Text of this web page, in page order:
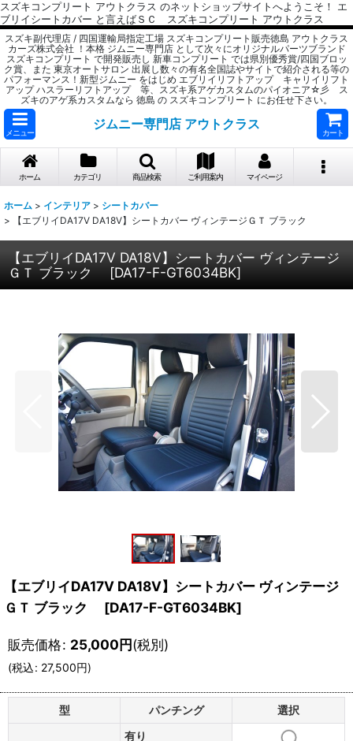
スズキコンプリート アウトクラス のネットショップサイトへようこそ！ エ
ブリイシートカバー と言えばＳＣ スズキコンプリート アウトクラス
スズキ副代理店 / 四国運輸局指定工場 スズキコンプリート販売徳島 アウトクラス
カーズ株式会社 ！本格 ジムニー専門店 として次々にオリジナルパーツブランド
スズキコンプリート で開発販売し 新車コンプリート では県別優秀賞/四国ブロッ
ク賞、また 東京オートサロン 出展し数々の有名全国誌やサイトで紹介される等の
パフォーマンス！新型ジムニー をはじめ エブリイリフトアップ キャリイリフト
アップ ハスラーリフトアップ 等、スズキ系アゲカスタムのパイオニア☆彡 ス
ズキのアゲ系カスタムなら 徳島 の スズキコンプリート にお任せ下さい。
メニュー
ジムニー専門店 アウトクラス
カート
ホーム カテゴリ 商品検索 ご利用案内 マイページ
ホーム > インテリア > シートカバー
>
【エブリイDA17V DA18V】シートカバー ヴィンテージＧＴ ブラック
【エブリイDA17V DA18V】シートカバー ヴィンテージ
ＧＴ ブラック
[DA17-F-GT6034BK]
【エブリイDA17V DA18V】シートカバー ヴィンテージ
ＧＴ ブラック
[DA17-F-GT6034BK]
販売価格: 25,000円(税別)
(税込: 27,500円)
型 パンチング 選択
有り